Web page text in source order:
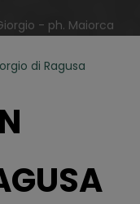
- ph. Maiorca
di Ragusa